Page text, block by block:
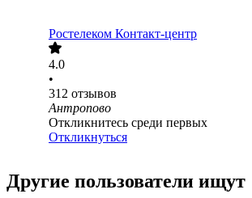
Ростелеком Контакт-центр
4.0
•
312 отзывов
Антропово
Откликнитесь среди первых
Откликнуться
Другие пользователи ищут